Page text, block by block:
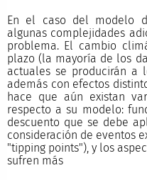
En el caso del modelo
algunas complejidades
problema. El cambio
plazo (la mayoría de los
actuales se producirán a
además con efectos
hace que aún existan
respecto a su modelo:
descuento que se debe
consideración de eventos
"tipping points"), y los
sufren más